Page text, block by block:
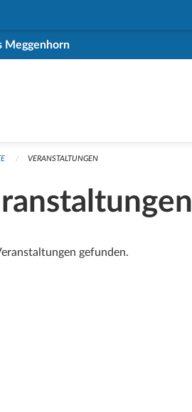
Meggenhorn
VERANSTALTUNGEN
gefunden.